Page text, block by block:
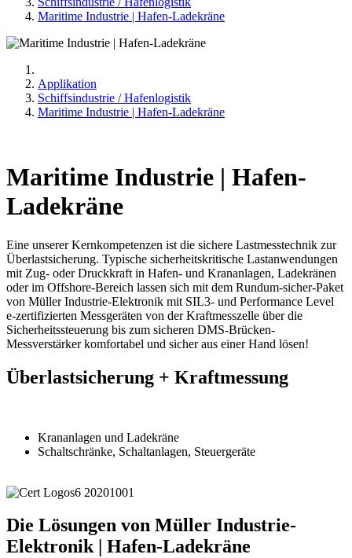
Maritime Industrie | Hafen-Ladekräne
Applikation
Schiffsindustrie / Hafenlogistik
Maritime Industrie | Hafen-Ladekräne
Maritime Industrie | Hafen-
Ladekräne
Eine unserer Kernkompetenzen ist die sichere Lastmesstechnik zur
Überlastsicherung. Typische sicherheitskritische Lastanwendungen
mit Zug- oder Druckkraft in Hafen- und Krananlagen, Ladekränen
oder im Offshore-Bereich lassen sich mit dem Rundum-sicher-Paket
von Müller Industrie-Elektronik mit SIL3- und Performance Level
e-zertifizierten Messgeräten von der Kraftmesszelle über die
Sicherheitssteuerung bis zum sicheren DMS-Brücken-
Messverstärker komfortabel und sicher aus einer Hand lösen!
Überlastsicherung + Kraftmessung
Krananlagen und Ladekräne
Schaltschränke, Schaltanlagen, Steuergeräte
Die Lösungen von Müller Industrie-
Elektronik | Hafen-Ladekräne